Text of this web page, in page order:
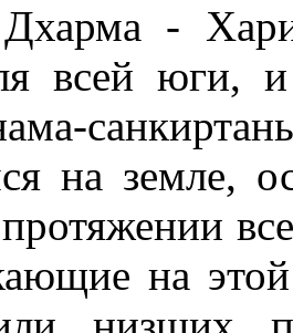
-
всей юги,
на земле,
на